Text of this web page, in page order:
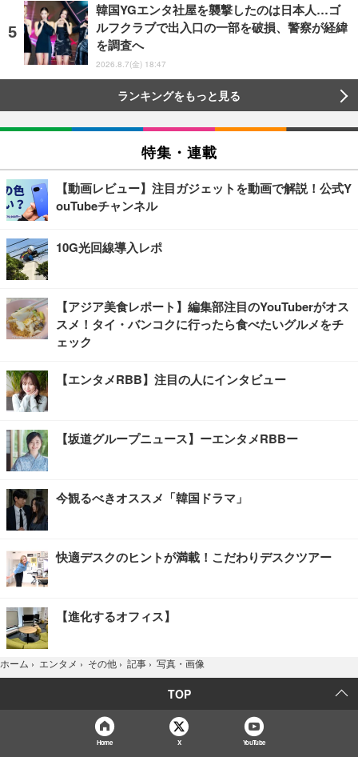
韓国YGエンタ社屋を襲撃したのは日本人…ゴ
ルフクラブで出入口の一部を破損、警察が経緯
を調査へ
2026.8.7(金) 18:47
ランキングをもっと見る
特集・連載
【動画レビュー】注目ガジェットを動画で解説！公式Y
ouTubeチャンネル
10G光回線導入レポ
【アジア美食レポート】編集部注目のYouTuberがオス
スメ！タイ・バンコクに行ったら食べたいグルメをチ
ェック
【エンタメRBB】注目の人にインタビュー
【坂道グループニュース】ーエンタメRBBー
今観るべきオススメ「韓国ドラマ」
快適デスクのヒントが満載！こだわりデスクツアー
【進化するオフィス】
ホーム › エンタメ › その他 › 記事 › 写真・画像
TOP
Home X YouTube